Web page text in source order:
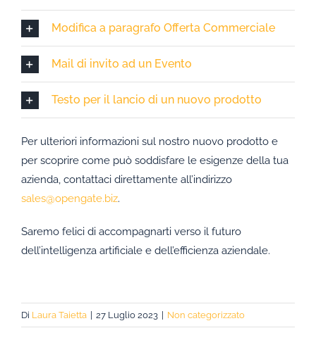
Modifica a paragrafo Offerta Commerciale
Mail di invito ad un Evento
Testo per il lancio di un nuovo prodotto
Per ulteriori informazioni sul nostro nuovo prodotto e
per scoprire come può soddisfare le esigenze della tua
azienda, contattaci direttamente all’indirizzo
sales@opengate.biz.
Saremo felici di accompagnarti verso il futuro
dell’intelligenza artificiale e dell’efficienza aziendale.
Di Laura Taietta 27 Luglio 2023 Non categorizzato